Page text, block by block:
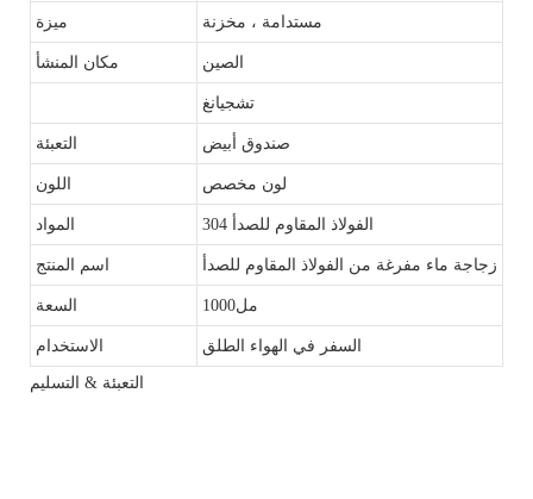
ميزة مستدامة ، مخزنة
مكان المنشأ الصين
تشجيانغ
التعبئة صندوق أبيض
اللون لون مخصص
المواد 304 الفولاذ المقاوم للصدأ
اسم المنتج زجاجة ماء مفرغة من الفولاذ المقاوم للصدأ
السعة مل1000
الاستخدام السفر في الهواء الطلق
التعبئة & التسليم